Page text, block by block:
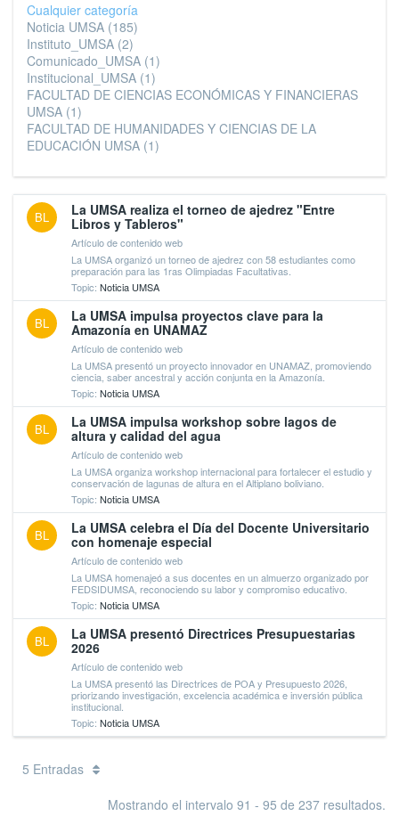
Cualquier categoría
Noticia UMSA (185)
Instituto_UMSA (2)
Comunicado_UMSA (1)
Institucional_UMSA (1)
FACULTAD DE CIENCIAS ECONÓMICAS Y FINANCIERAS
UMSA (1)
FACULTAD DE HUMANIDADES Y CIENCIAS DE LA
EDUCACIÓN UMSA (1)
BL
La UMSA realiza el torneo de ajedrez "Entre
Libros y Tableros"
Artículo de contenido web
La UMSA organizó un torneo de ajedrez con 58 estudiantes como
preparación para las 1ras Olimpiadas Facultativas.
Topic: Noticia UMSA
BL
La UMSA impulsa proyectos clave para la
Amazonía en UNAMAZ
Artículo de contenido web
La UMSA presentó un proyecto innovador en UNAMAZ, promoviendo
ciencia, saber ancestral y acción conjunta en la Amazonía.
Topic: Noticia UMSA
BL
La UMSA impulsa workshop sobre lagos de
altura y calidad del agua
Artículo de contenido web
La UMSA organiza workshop internacional para fortalecer el estudio y
conservación de lagunas de altura en el Altiplano boliviano.
Topic: Noticia UMSA
BL
La UMSA celebra el Día del Docente Universitario
con homenaje especial
Artículo de contenido web
La UMSA homenajeó a sus docentes en un almuerzo organizado por
FEDSIDUMSA, reconociendo su labor y compromiso educativo.
Topic: Noticia UMSA
BL
La UMSA presentó Directrices Presupuestarias
2026
Artículo de contenido web
La UMSA presentó las Directrices de POA y Presupuesto 2026,
priorizando investigación, excelencia académica e inversión pública
institucional.
Topic: Noticia UMSA
5 Entradas
Mostrando el intervalo 91 - 95 de 237 resultados.